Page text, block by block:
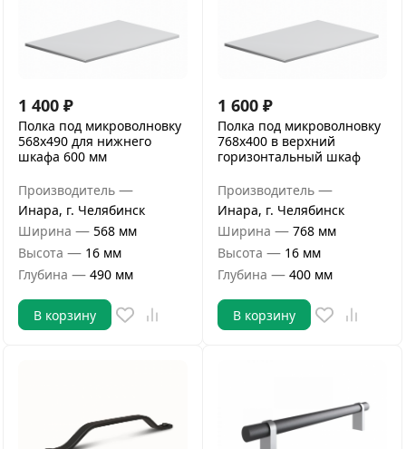
1 400 ₽
Полка под микроволновку
568х490 для нижнего
шкафа 600 мм
Производитель —
Инара, г. Челябинск
Ширина — 568 мм
Высота — 16 мм
Глубина — 490 мм
В корзину
1 600 ₽
Полка под микроволновку
768х400 в верхний
горизонтальный шкаф
Производитель —
Инара, г. Челябинск
Ширина — 768 мм
Высота — 16 мм
Глубина — 400 мм
В корзину